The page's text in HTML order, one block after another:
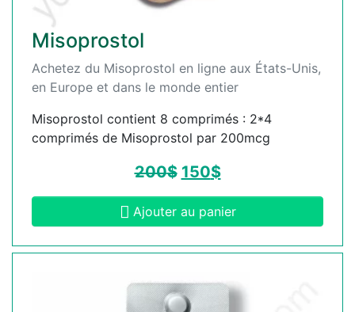
Misoprostol
Achetez du Misoprostol en ligne aux États-Unis,
en Europe et dans le monde entier
Misoprostol contient 8 comprimés : 2*4
comprimés de Misoprostol par 200mcg
200$ 150$
Ajouter au panier